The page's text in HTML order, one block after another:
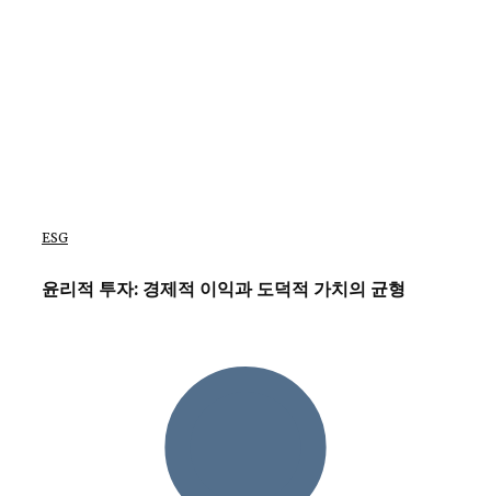
ESG
윤리적 투자: 경제적 이익과 도덕적 가치의 균형